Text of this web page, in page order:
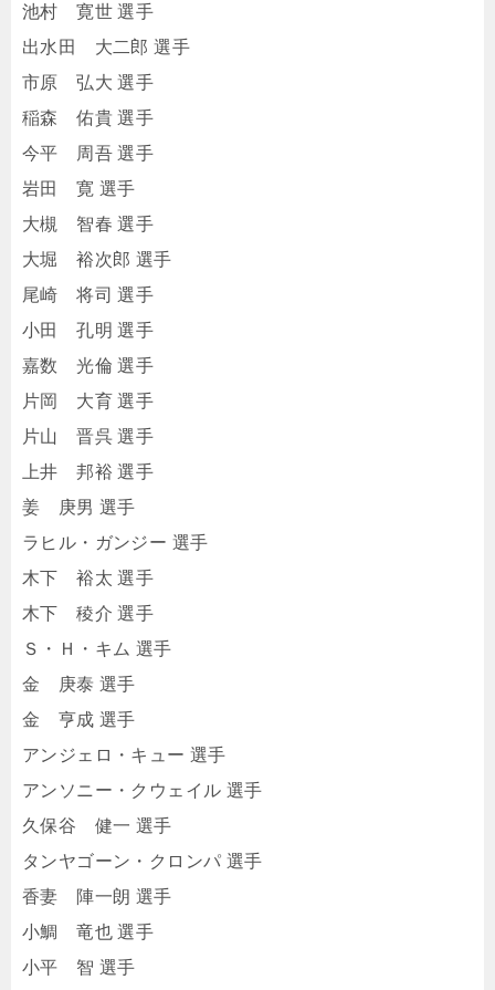
池村 寛世 選手
出水田 大二郎 選手
市原 弘大 選手
稲森 佑貴 選手
今平 周吾 選手
岩田 寛 選手
大槻 智春 選手
大堀 裕次郎 選手
尾崎 将司 選手
小田 孔明 選手
嘉数 光倫 選手
片岡 大育 選手
片山 晋呉 選手
上井 邦裕 選手
姜 庚男 選手
ラヒル・ガンジー 選手
木下 裕太 選手
木下 稜介 選手
Ｓ・Ｈ・キム 選手
金 庚泰 選手
金 亨成 選手
アンジェロ・キュー 選手
アンソニー・クウェイル 選手
久保谷 健一 選手
タンヤゴーン・クロンパ 選手
香妻 陣一朗 選手
小鯛 竜也 選手
小平 智 選手